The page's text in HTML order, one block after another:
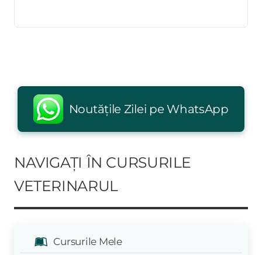
Noutățile Zilei pe WhatsApp
NAVIGAȚI ÎN CURSURILE
VETERINARUL
Cursurile Mele